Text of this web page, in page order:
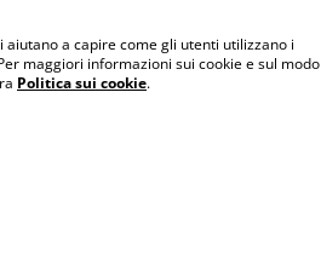
aiutano a capire come gli utenti utilizzano i
maggiori informazioni sui cookie e sul modo
Politica sui cookie.